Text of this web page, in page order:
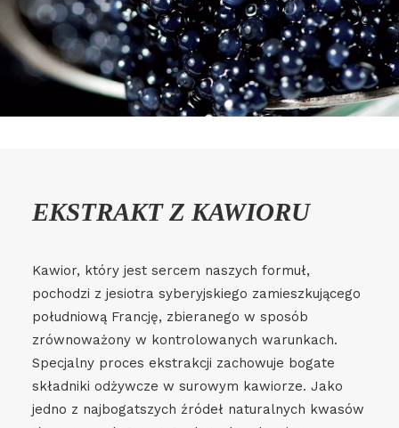
EKSTRAKT Z KAWIORU
Kawior, który jest sercem naszych formuł,
pochodzi z jesiotra syberyjskiego zamieszkującego
południową Francję, zbieranego w sposób
zrównoważony w kontrolowanych warunkach.
Specjalny proces ekstrakcji zachowuje bogate
składniki odżywcze w surowym kawiorze. Jako
jedno z najbogatszych źródeł naturalnych kwasów